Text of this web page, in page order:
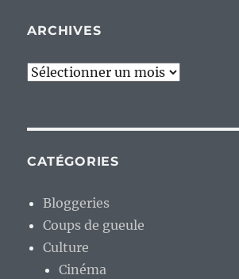
ARCHIVES
Archives
CATÉGORIES
Bloggeries
Coups de gueule
Culture
Cinéma